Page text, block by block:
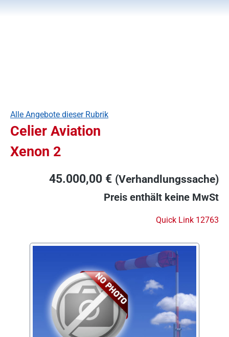
Alle Angebote dieser Rubrik
Celier Aviation
Xenon 2
45.000,00 € (Verhandlungssache)
Preis enthält keine MwSt
Quick Link 12763
Bildergalerie überspringen